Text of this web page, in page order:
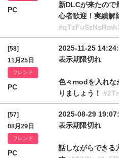
PC
新DLCが来たので
心者歓迎！実績解
[58]
11月25日
フレンド
PC
2025-11-25
表示期限切れ
色々modを入れな
りましょう！
[57]
08月29日
フレンド
PC
2025-08-29
表示期限切れ
話しながらできる